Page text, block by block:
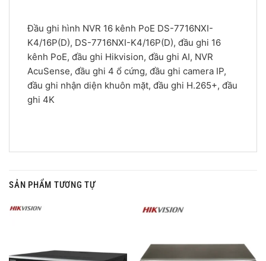
Đầu ghi hình NVR 16 kênh PoE DS-7716NXI-
K4/16P(D), DS-7716NXI-K4/16P(D), đầu ghi 16
kênh PoE, đầu ghi Hikvision, đầu ghi AI, NVR
AcuSense, đầu ghi 4 ổ cứng, đầu ghi camera IP,
đầu ghi nhận diện khuôn mặt, đầu ghi H.265+, đầu
ghi 4K
SẢN PHẨM TƯƠNG TỰ